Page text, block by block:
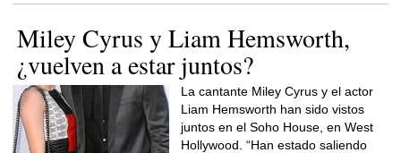
Miley Cyrus y Liam Hemsworth,
¿vuelven a estar juntos?
La cantante Miley Cyrus y el actor
Liam Hemsworth han sido vistos
juntos en el Soho House, en West
Hollywood. “Han estado saliendo